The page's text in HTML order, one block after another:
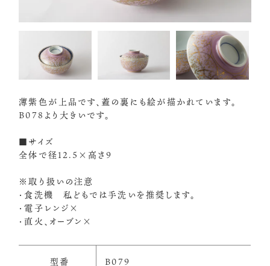
薄紫色が上品です、蓋の裏にも絵が描かれています。
B078より大きいです。
■サイズ
全体で径12.5×高さ9
※取り扱いの注意
・食洗機 私どもでは手洗いを推奨します。
・電子レンジ×
・直火、オーブン×
型番 B079